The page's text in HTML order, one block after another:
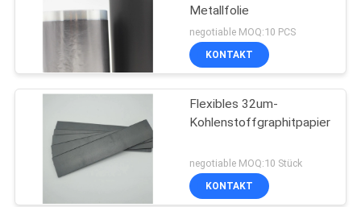
Metallfolie
negotiable MOQ:10 PCS
KONTAKT
Flexibles 32um-
Kohlenstoffgraphitpapier
negotiable MOQ:10 Stück
KONTAKT